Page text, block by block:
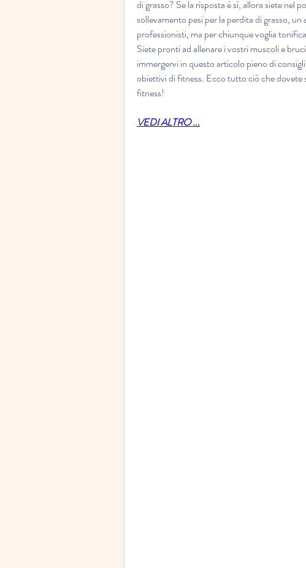
di grasso? Se la risposta è sì, allora siete nel
sollevamento pesi per la perdita di grasso,
professionisti, ma per chiunque voglia
Siete pronti ad allenare i vostri muscoli e
immergervi in questo articolo pieno di
obiettivi di fitness. Ecco tutto ciò che dovete
fitness!
VEDI ALTRO ...